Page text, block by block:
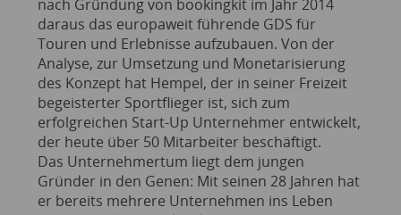
nach Gründung von bookingkit im Jahr 2014
daraus das europaweit führende GDS für
Touren und Erlebnisse aufzubauen. Von der
Analyse, zur Umsetzung und Monetarisierung
des Konzept hat Hempel, der in seiner Freizeit
begeisterter Sportflieger ist, sich zum
erfolgreichen Start-Up Unternehmer entwickelt,
der heute über 50 Mitarbeiter beschäftigt.
Das Unternehmertum liegt dem jungen
Gründer in den Genen: Mit seinen 28 Jahren hat
er bereits mehrere Unternehmen ins Leben